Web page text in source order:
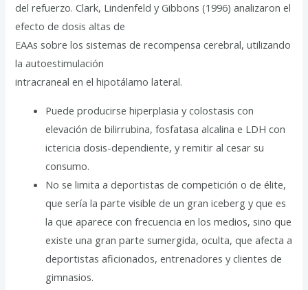
del refuerzo. Clark, Lindenfeld y Gibbons (1996) analizaron el
efecto de dosis altas de
EAAs sobre los sistemas de recompensa cerebral, utilizando
la autoestimulación
intracraneal en el hipotálamo lateral.
Puede producirse hiperplasia y colostasis con
elevación de bilirrubina, fosfatasa alcalina e LDH con
ictericia dosis-dependiente, y remitir al cesar su
consumo.
No se limita a deportistas de competición o de élite,
que sería la parte visible de un gran iceberg y que es
la que aparece con frecuencia en los medios, sino que
existe una gran parte sumergida, oculta, que afecta a
deportistas aficionados, entrenadores y clientes de
gimnasios.